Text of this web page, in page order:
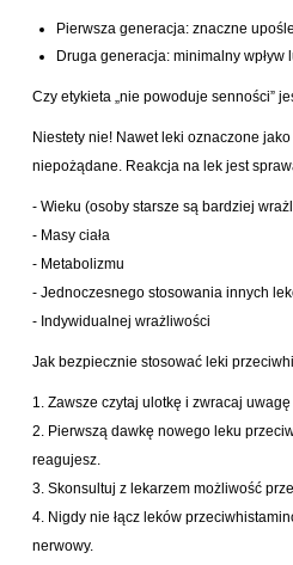
Pierwsza generacja: znaczne
Druga generacja: minimalny
Czy etykieta „nie powoduje senności”
Niestety nie! Nawet leki oznaczone
niepożądane. Reakcja na lek jest
- Wieku (osoby starsze są bardziej
- Masy ciała
- Metabolizmu
- Jednoczesnego stosowania innych
- Indywidualnej wrażliwości
Jak bezpiecznie stosować leki
1. Zawsze czytaj ulotkę i zwracaj
2. Pierwszą dawkę nowego leku
reagujesz.
3. Skonsultuj z lekarzem możliwość
4. Nigdy nie łącz leków
nerwowy.